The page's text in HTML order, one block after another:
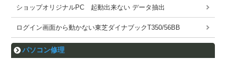
ショップオリジナルPC 起動出来ない データ抽出
ログイン画面から動かない東芝ダイナブックT350/56BB
パソコン修理